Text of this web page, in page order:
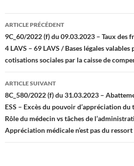
Navigation
des
articles
ARTICLE PRÉCÉDENT
9C_60/2022 (f) du 09.03.2023 – Taux des
4 LAVS – 69 LAVS / Bases légales
cotisations sociales par la caisse de
ARTICLE SUIVANT
8C_580/2022 (f) du 31.03.2023 –
ESS – Excès du pouvoir d’appréciation
Rôle du médecin vs tâches de
Appréciation médicale n’est pas du ressort